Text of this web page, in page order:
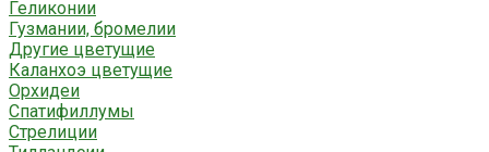
Геликонии
Гузмании, бромелии
Другие цветущие
Каланхоэ цветущие
Орхидеи
Спатифиллумы
Стрелиции